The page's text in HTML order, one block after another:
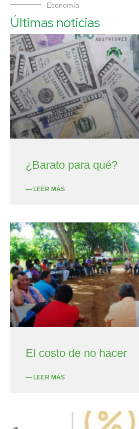
Economía
Últimas noticias
¿Barato para qué?
— LEER MÁS
El costo de no hacer
— LEER MÁS